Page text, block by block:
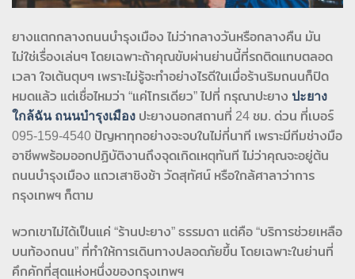
ยางแตกกลางถนนบำรุงเมือง ไม่ว่ากลางวันหรือกลางคืน มัน
ไม่ใช่เรื่องเล่นๆ โดยเฉพาะถ้าคุณขับผ่านย่านนี้ที่รถติดแทบตลอด
เวลา ใจเต้นตุบๆ เพราะไม่รู้จะทำอย่างไรดีในเมื่อร้านริมถนนก็ปิด
หมดแล้ว แต่เชื่อไหมว่า “แค่โทรเดียว” ไปที่ กรุณาปะยาง ปะยาง
ใกล้ฉัน ถนนบำรุงเมือง ปะยางนอกสถานที่ 24 ชม. ด่วน​ ที่เบอร์
095‑159‑4540 ปัญหาทุกอย่างจะจบในไม่กี่นาที เพราะมีทีมช่างมือ
อาชีพพร้อมออกปฏิบัติงานถึงจุดเกิดเหตุทันที ไม่ว่าคุณจะอยู่ต้น
ถนนบำรุงเมือง แถวเสาชิงช้า วัดสุทัศน์ หรือใกล้ศาลาว่าการ
กรุงเทพฯ ก็ตาม
พวกเขาไม่ได้เป็นแค่ “ร้านปะยาง” ธรรมดา แต่คือ “บริการช่วยเหลือ
บนท้องถนน” ที่ทำให้การเดินทางปลอดภัยขึ้น โดยเฉพาะในย่านที่
คึกคักที่สุดแห่งหนึ่งของกรุงเทพฯ